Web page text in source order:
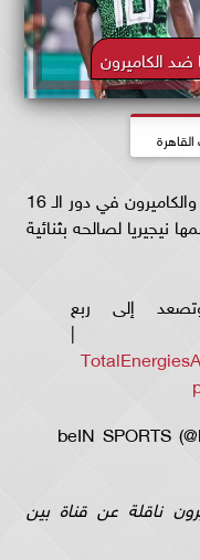
الكاميرون
ننشر لكم ملخص وأهداف مباراة نيجيريا والكاميرون في دور الـ 16
نيجيريا لصالحه بثنائية
إلى ربع
ناقلة عن قناة بين